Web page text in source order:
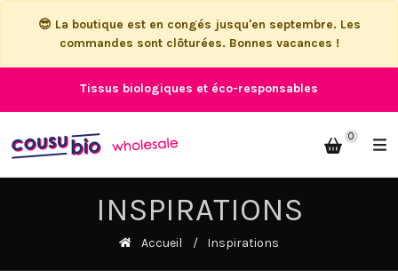
😎 La boutique est en congés jusqu'en septembre. Les
commandes sont clôturées. Bonnes vacances !
Tissus biologiques et éco-responsables
0
INSPIRATIONS
Accueil Inspirations